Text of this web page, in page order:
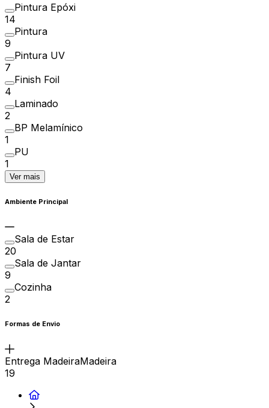
Pintura Epóxi
14
Pintura
9
Pintura UV
7
Finish Foil
4
Laminado
2
BP Melamínico
1
PU
1
Ver mais
Ambiente Principal
Sala de Estar
20
Sala de Jantar
9
Cozinha
2
Formas de Envio
Entrega MadeiraMadeira
19